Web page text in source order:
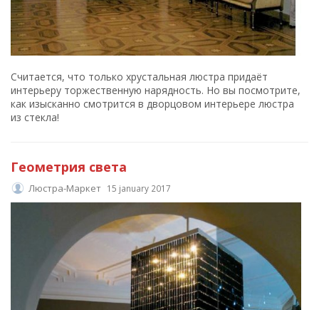
Считается, что только хрустальная люстра придаёт
интерьеру торжественную нарядность. Но вы посмотрите,
как изысканно смотрится в дворцовом интерьере люстра
из стекла!
Геометрия света
Люстра-Маркет 15 january 2017